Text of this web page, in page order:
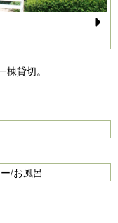
貸切。
/お風呂